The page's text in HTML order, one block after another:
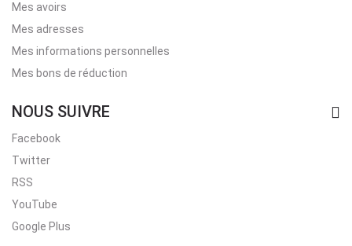
Mes avoirs
Mes adresses
Mes informations personnelles
Mes bons de réduction
NOUS SUIVRE
Facebook
Twitter
RSS
YouTube
Google Plus